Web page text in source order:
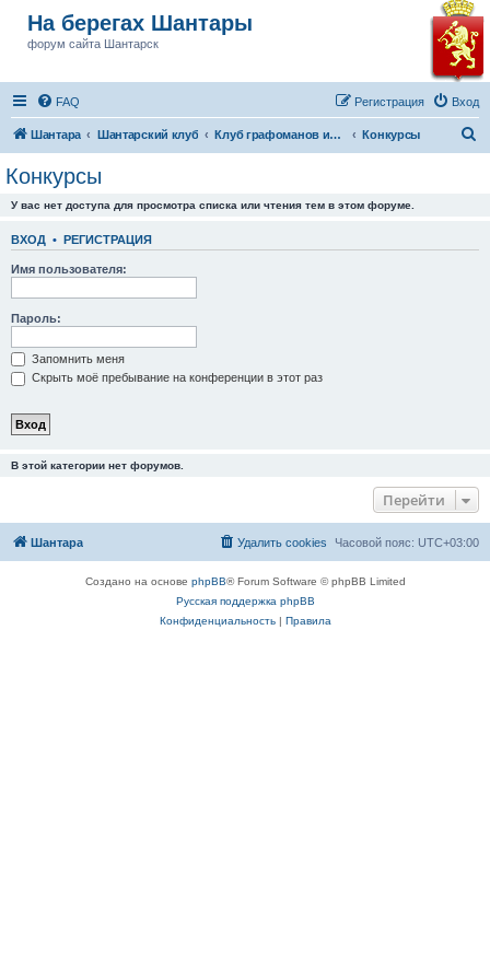
На берегах Шантары
форум сайта Шантарск
FAQ Вход
Регистрация
Шантара Шантарский клуб Клуб графоманов им Бушкова Конкурсы
Конкурсы
У вас нет доступа для просмотра списка или чтения тем в этом форуме.
ВХОД • РЕГИСТРАЦИЯ
Имя пользователя:
Пароль:
Запомнить меня
Скрыть моё пребывание на конференции в этот раз
В этой категории нет форумов.
Перейти
Шантара Часовой пояс: UTC+03:00
Удалить cookies
Создано на основе phpBB® Forum Software © phpBB Limited
Русская поддержка phpBB
Конфиденциальность| Правила